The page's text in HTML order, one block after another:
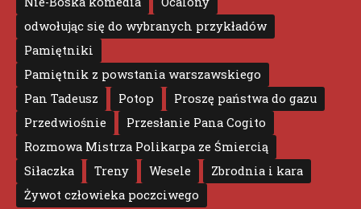
odwołując się do wybranych przykładów
Pamiętniki
Pamiętnik z powstania warszawskiego
Pan Tadeusz
Potop
Proszę państwa do gazu
Przedwiośnie
Przesłanie Pana Cogito
Rozmowa Mistrza Polikarpa ze Śmiercią
Siłaczka
Treny Wesele
Zbrodnia i kara
Żywot człowieka poczciwego